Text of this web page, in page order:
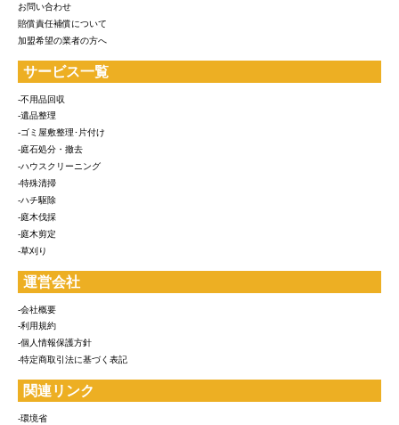
お問い合わせ
賠償責任補償について
加盟希望の業者の方へ
サービス一覧
-不用品回収
-遺品整理
-ゴミ屋敷整理･片付け
-庭石処分・撤去
-ハウスクリーニング
-特殊清掃
-ハチ駆除
-庭木伐採
-庭木剪定
-草刈り
運営会社
-会社概要
-利用規約
-個人情報保護方針
-特定商取引法に基づく表記
関連リンク
-環境省